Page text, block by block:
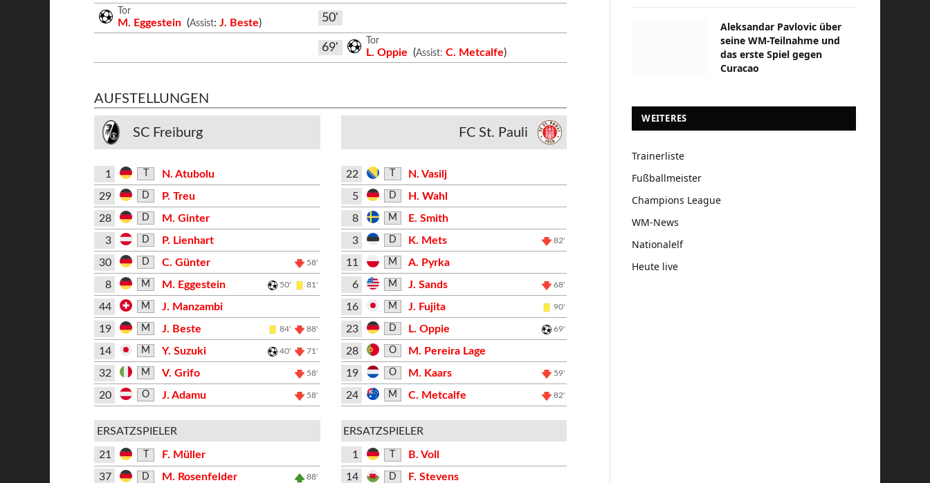
Tor
M. Eggestein (Assist: J. Beste) 50'
69'
Tor
L. Oppie (Assist: C. Metcalfe)
AUFSTELLUNGEN
SC Freiburg
1
N. Atubolu
29
D
P. Treu
28
D
M. Ginter
3
D
P. Lienhart
30
D C. Günter 58'
8 M M. Eggestein 50' 81'
44 M
J. Manzambi
19
M J. Beste 84' 88'
14 M Y. Suzuki 40' 71'
32 M V. Grifo 58'
20 O J. Adamu 58'
ERSATZSPIELER
21
F. Müller
37
D M. Rosenfelder 88'
FC St. Pauli
22
N. Vasilj
5
D
H. Wahl
8
M
E. Smith
3
D K. Mets 82'
11 M
A. Pyrka
6
M J. Sands 68'
16 M J. Fujita 90'
23 D L. Oppie 69'
28 O
M. Pereira Lage
19
O M. Kaars 59'
24 M C. Metcalfe 82'
ERSATZSPIELER
1
B. Voll
14
D
F. Stevens
Aleksandar Pavlovic über
seine WM-Teilnahme und
das erste Spiel gegen
Curacao
WEITERES
Trainerliste
Fußballmeister
Champions League
WM-News
Nationalelf
Heute live